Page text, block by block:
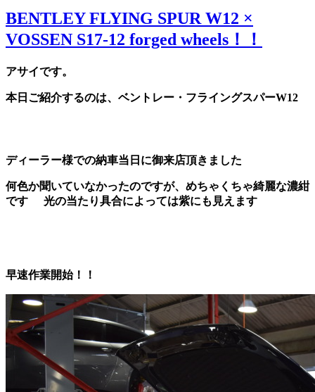
BENTLEY FLYING SPUR W12 ×
VOSSEN S17-12 forged wheels！！
アサイです。
本日ご紹介するのは、ベントレー・フライングスパーW12
ディーラー様での納車当日に御来店頂きました
何色か聞いていなかったのですが、めちゃくちゃ綺麗な濃紺
です
光の当たり具合によっては紫にも見えます
早速作業開始！！